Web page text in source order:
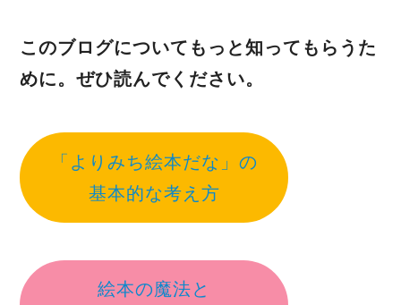
このブログについてもっと知ってもらうた
めに。ぜひ読んでください。
「よりみち絵本だな」の
基本的な考え方
絵本の魔法と